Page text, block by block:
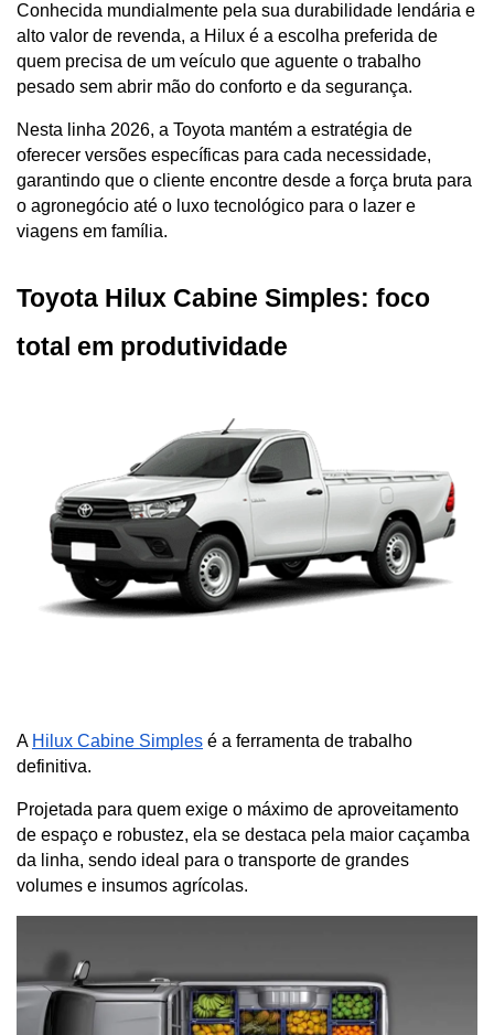
Conhecida mundialmente pela sua durabilidade lendária e
alto valor de revenda, a Hilux é a escolha preferida de
quem precisa de um veículo que aguente o trabalho
pesado sem abrir mão do conforto e da segurança.
Nesta linha 2026, a Toyota mantém a estratégia de
oferecer versões específicas para cada necessidade,
garantindo que o cliente encontre desde a força bruta para
o agronegócio até o luxo tecnológico para o lazer e
viagens em família.
Toyota Hilux Cabine Simples: foco
total em produtividade
A Hilux Cabine Simples é a ferramenta de trabalho
definitiva.
Projetada para quem exige o máximo de aproveitamento
de espaço e robustez, ela se destaca pela maior caçamba
da linha, sendo ideal para o transporte de grandes
volumes e insumos agrícolas.